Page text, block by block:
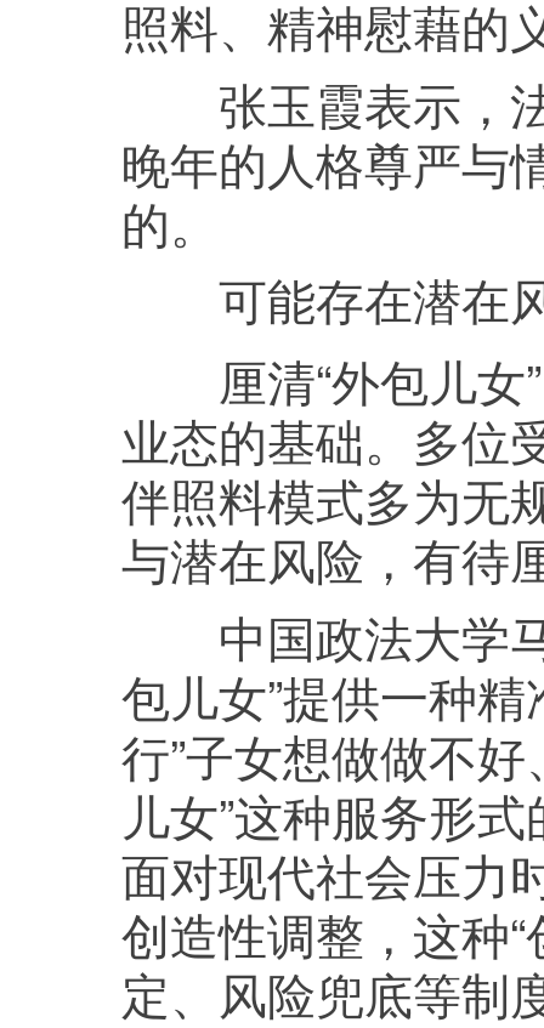
照料、精神慰藉的
张玉霞表示，法
晚年的人格尊严与
的。
可能存在潜在
厘清“外包儿女”
业态的基础。多位
伴照料模式多为无
与潜在风险，有待
中国政法大学马
包儿女”提供一种
行”子女想做做不
儿女”这种服务形
面对现代社会压力
创造性调整，这种
定、风险兜底等制